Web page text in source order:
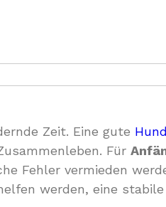
Zeit. Eine gute
Für
Fehler vermieden
werden, eine